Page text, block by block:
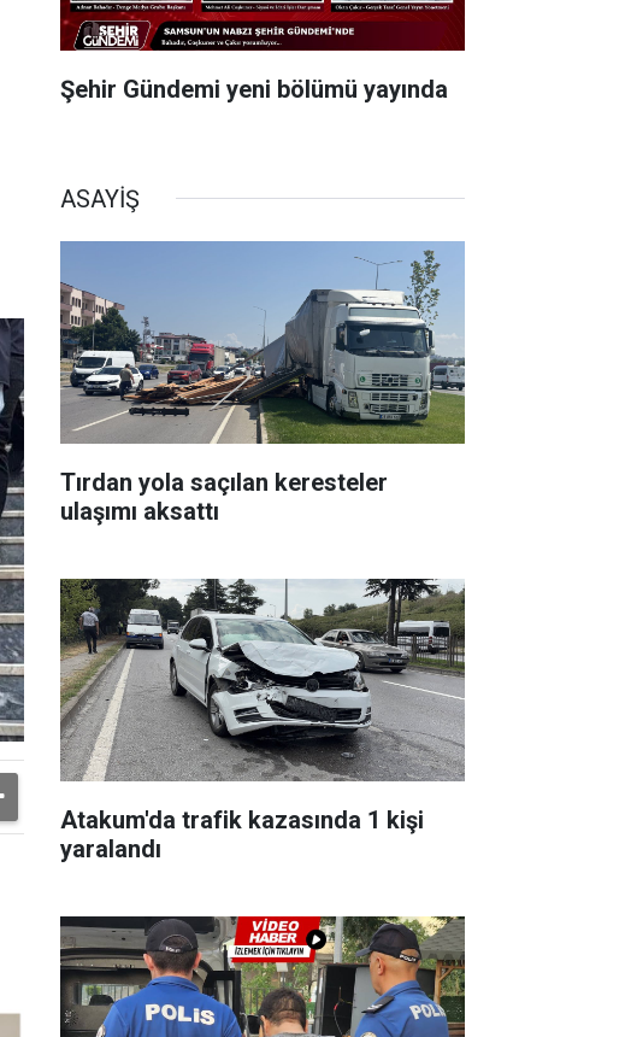
Şehir Gündemi yeni bölümü yayında
ASAYİŞ
Tırdan yola saçılan keresteler
ulaşımı aksattı
Atakum'da trafik kazasında 1 kişi
yaralandı